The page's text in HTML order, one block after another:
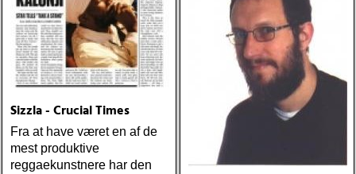
Sizzla - Crucial Times
Fra at have været en af de
mest produktive
reggaekunstnere har den